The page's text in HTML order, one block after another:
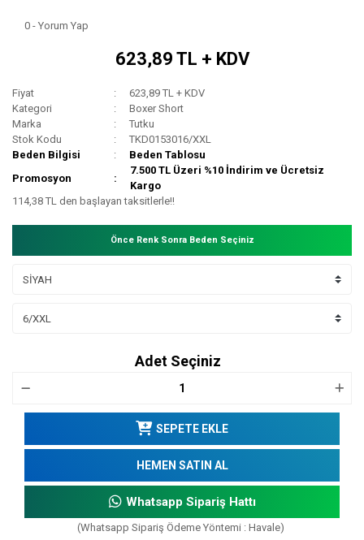
0 - Yorum Yap
623,89 TL + KDV
Fiyat
623,89 TL + KDV
Kategori
Boxer Short
Marka
Tutku
Stok Kodu
TKD0153016/XXL
Beden Bilgisi
Beden Tablosu
Promosyon
7.500 TL Üzeri %10 İndirim ve Ücretsiz
Kargo
114,38 TL den başlayan taksitlerle!!
Önce Renk Sonra Beden Seçiniz
Adet Seçiniz
SEPETE EKLE
HEMEN SATIN AL
Whatsapp Sipariş Hattı
(Whatsapp Sipariş Ödeme Yöntemi : Havale)